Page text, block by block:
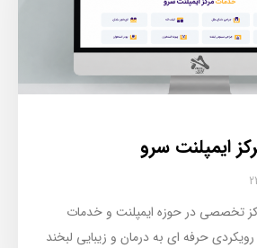
ایمپلنت سرو
تخصصی در حوزه ایمپلنت و خدمات
حرفه ای به درمان و زیبایی لبخند